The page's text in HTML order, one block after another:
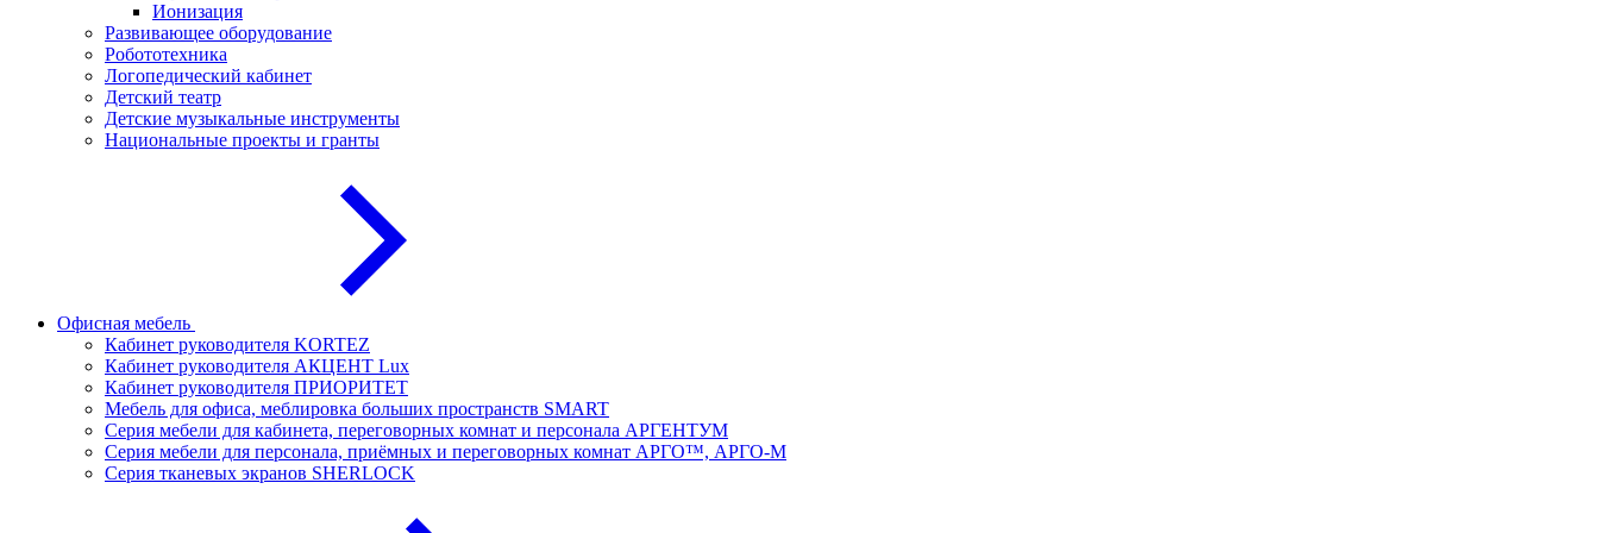
Ионизация
Развивающее оборудование
Робототехника
Логопедический кабинет
Детский театр
Детские музыкальные инструменты
Национальные проекты и гранты
Офисная мебель
Кабинет руководителя KORTEZ
Кабинет руководителя АКЦЕНТ Lux
Кабинет руководителя ПРИОРИТЕТ
Мебель для офиса, меблировка больших пространств SMART
Серия мебели для кабинета, переговорных комнат и персонала АРГЕНТУМ
Серия мебели для персонала, приёмных и переговорных комнат АРГО™, АРГО-М
Серия тканевых экранов SHERLOCK